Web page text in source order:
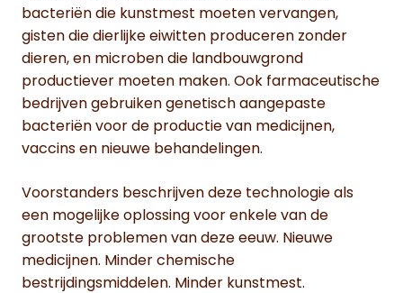
bacteriën die kunstmest moeten vervangen,
gisten die dierlijke eiwitten produceren zonder
dieren, en microben die landbouwgrond
productiever moeten maken. Ook farmaceutische
bedrijven gebruiken genetisch aangepaste
bacteriën voor de productie van medicijnen,
vaccins en nieuwe behandelingen.
Voorstanders beschrijven deze technologie als
een mogelijke oplossing voor enkele van de
grootste problemen van deze eeuw. Nieuwe
medicijnen. Minder chemische
bestrijdingsmiddelen. Minder kunstmest.